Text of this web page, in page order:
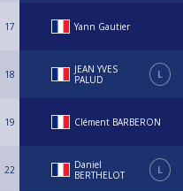
17 Yann Gautier
18
JEAN YVES
PALUD
L
19 Clément BARBERON
22
Daniel
BERTHELOT
L